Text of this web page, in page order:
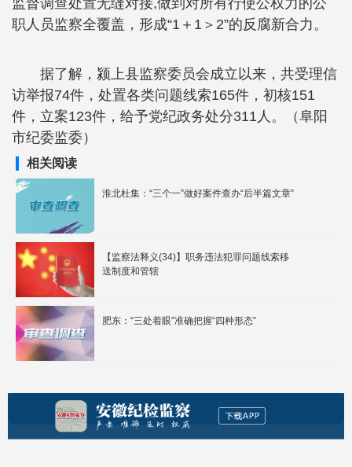
监督调查处置无缝对接,做到对所有行使公权力的公
职人员监察全覆盖，形成“1＋1＞2”的反腐新合力。
据了解，颍上县监察委员会成立以来，共受理信
访举报74件，处置各类问题线索165件，初核151
件，立案123件，给予党纪政务处分311人。（阜阳
市纪委监委）
相关阅读
淮北杜集：“三个一”做好案件查办“后半篇文章”
【监察法释义(34)】职务违法犯罪问题线索移
送制度和管辖
肥东：“三处着眼”准确把握“四种形态”